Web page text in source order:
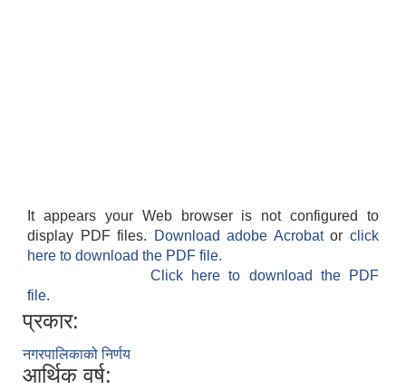
It appears your Web browser is not configured to
display PDF files.
Download adobe Acrobatorclick
here to download the PDF file.
Click here to download the PDF
file.
प्रकार:
नगरपालिकाको निर्णय
आर्थिक वर्ष: